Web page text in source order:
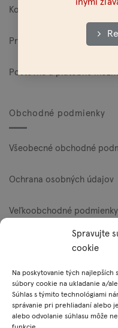
inými
Spravujte
cookie
Na poskytovanie tých najlepších
súbory cookie na ukladanie a/
Súhlas s týmito technológiami
správanie pri prehliadaní alebo
alebo odvolanie súhlasu môže
Kontakt
Predajne
Poštovné a platobné
Obchodné podmienky
Všeobecné obchodné
Ochrana osobných údajov
Veľkoobchodné podmienky
Reklamačný poriadok
Zásady používania
Platobné metódy